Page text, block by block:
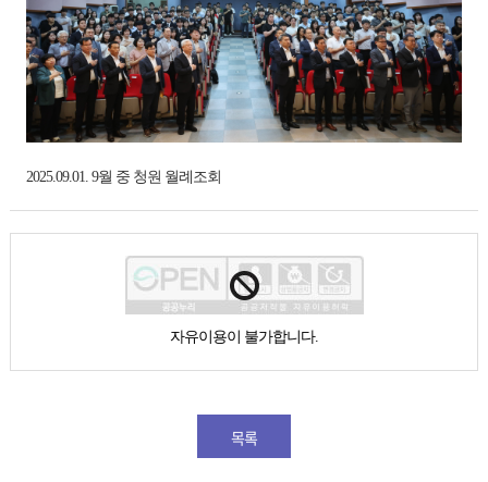
2025.09.01. 9월 중 청원 월례조회
자유이용이 불가합니다.
목록